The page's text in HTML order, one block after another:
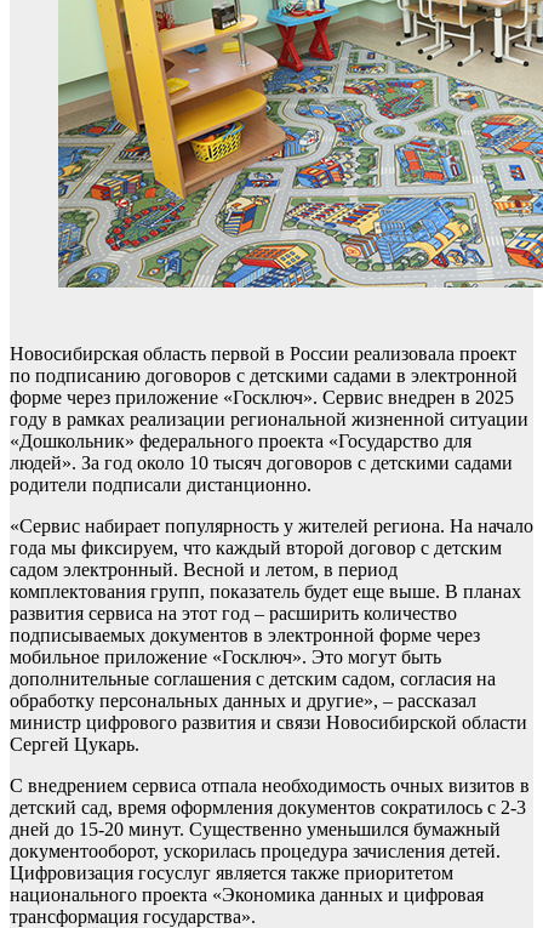
Новосибирская область первой в России реализовала проект
по подписанию договоров с детскими садами в электронной
форме через приложение «Госключ». Сервис внедрен в 2025
году в рамках реализации региональной жизненной ситуации
«Дошкольник» федерального проекта «Государство для
людей». За год около 10 тысяч договоров с детскими садами
родители подписали дистанционно.
«Сервис набирает популярность у жителей региона. На начало
года мы фиксируем, что каждый второй договор с детским
садом электронный. Весной и летом, в период
комплектования групп, показатель будет еще выше. В планах
развития сервиса на этот год – расширить количество
подписываемых документов в электронной форме через
мобильное приложение «Госключ». Это могут быть
дополнительные соглашения с детским садом, согласия на
обработку персональных данных и другие», – рассказал
министр цифрового развития и связи Новосибирской области
Сергей Цукарь.
С внедрением сервиса отпала необходимость очных визитов в
детский сад, время оформления документов сократилось с 2-3
дней до 15-20 минут. Существенно уменьшился бумажный
документооборот, ускорилась процедура зачисления детей.
Цифровизация госуслуг является также приоритетом
национального проекта «Экономика данных и цифровая
трансформация государства».